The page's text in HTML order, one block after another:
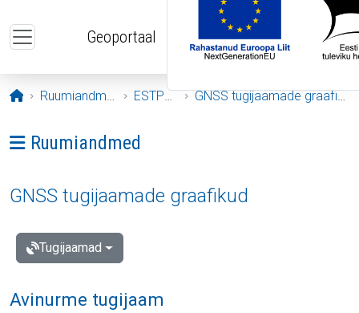
Geoportaal
Avaleht
Ruumiandmed ESTPOS GNSS tugijaamade graafikud
Ava menüü: Ruumiandmed
Ruumiandmed
GNSS tugijaamade graafikud
Tugijaamad
Avinurme tugijaam